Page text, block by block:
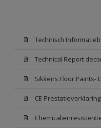
Technisch
CE-